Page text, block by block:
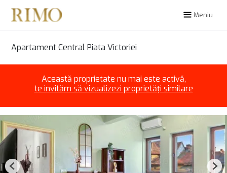
Meniu
Apartament Central Piata Victoriei
Această proprietate nu mai este activă,
te invităm să vizualizezi proprietăți similare
Previous